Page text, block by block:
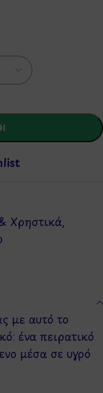
Χρηστικά,
με αυτό το
ένα πειρατικό
μέσα σε υγρό